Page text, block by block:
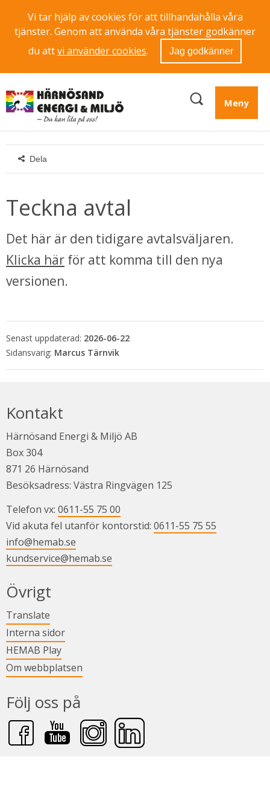
Vi tar hjälp av cookies för att tillhandahålla våra
tjänster. Genom att använda våra tjänster godkänner
du attvi använder cookies. Jag godkänner
Meny
i nytt fönster.
Dela
Teckna avtal
Klicka här för att komma till den nya
versionen.
Senast uppdaterad: 2026-06-22
Marcus Tärnvik
Kontakt
Härnösand Energi & Miljö AB
Box 304
871 26 Härnösand
Besöksadress: Västra Ringvägen 125
Telefon vx: 0611-55 75 00
Vid akuta fel utanför kontorstid: 0611-55 75 55
info@hemab.se
kundservice@hemab.se
Övrigt
Translate
Interna sidorLänk till annan webbplats.
HEMAB PlayLänk till annan webbplats.
Om webbplatsen
Följ oss på